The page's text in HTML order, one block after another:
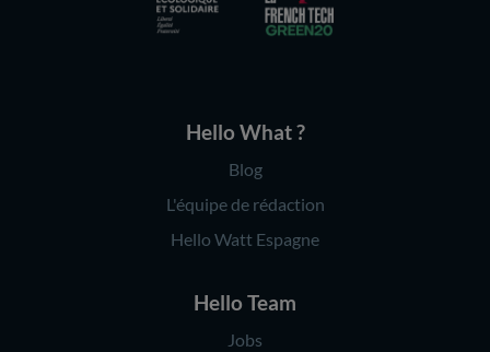
Hello What ?
Blog
L'équipe de rédaction
Hello Watt Espagne
Hello Team
Jobs